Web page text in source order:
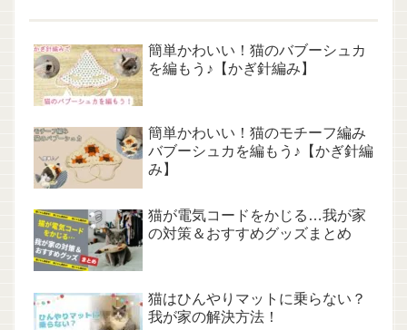
簡単かわいい！猫のバブーシュカ
を編もう♪【かぎ針編み】
簡単かわいい！猫のモチーフ編み
バブーシュカを編もう♪【かぎ針編
み】
猫が電気コードをかじる…我が家
の対策＆おすすめグッズまとめ
猫はひんやりマットに乗らない？
我が家の解決方法！